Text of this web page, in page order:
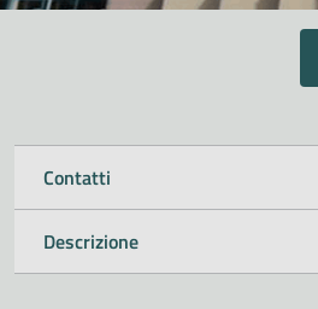
Contatti
Descrizione